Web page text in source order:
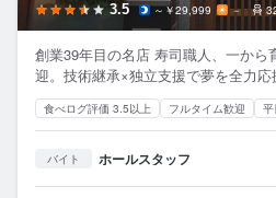
3.5 ～￥29,999 －
創業39年目の名店 寿司職人、一から
迎。技術継承×独立支援で夢を全力応
食べログ評価 3.5以上 フルタイム歓迎
バイト ホールスタッフ